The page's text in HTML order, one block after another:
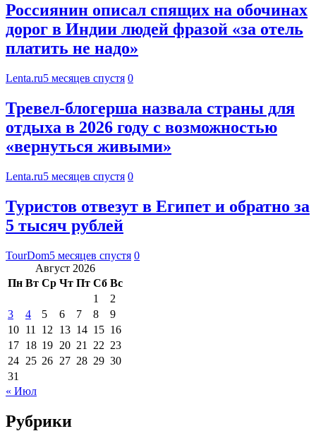
Россиянин описал спящих на обочинах
дорог в Индии людей фразой «за отель
платить не надо»
Lenta.ru5 месяцев спустя 0
Тревел-блогерша назвала страны для
отдыха в 2026 году с возможностью
«вернуться живыми»
Lenta.ru5 месяцев спустя 0
Туристов отвезут в Египет и обратно за
5 тысяч рублей
TourDom5 месяцев спустя 0
Август 2026
Пн Вт Ср Чт Пт Сб Вс
1
2
3
4 5 6 7 8
9
10 11 12 13 14 15 16
17 18 19 20 21 22 23
24 25 26 27 28 29 30
31
« Июл
Рубрики